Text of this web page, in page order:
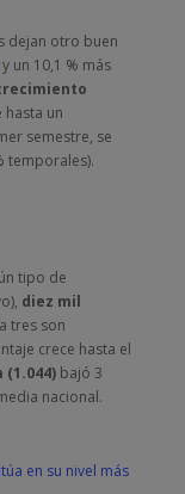
dejan otro buen
y un 10,1 % más
un
semestre, se
temporales).
tipo de
diez mil
tres son
crece hasta el
bajó 3
nacional.